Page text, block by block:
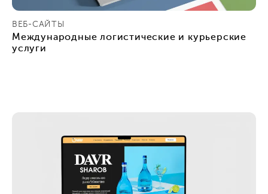
ВЕБ-САЙТЫ
Международные логистические и курьерские
услуги